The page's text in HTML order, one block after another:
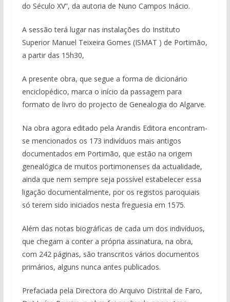
do Século XV”, da autoria de Nuno Campos Inácio.
A sessão terá lugar nas instalações do Instituto
Superior Manuel Teixeira Gomes (ISMAT ) de Portimão,
a partir das 15h30,
A presente obra, que segue a forma de dicionário
enciclopédico, marca o início da passagem para
formato de livro do projecto de Genealogia do Algarve.
Na obra agora editado pela Arandis Editora encontram-
se mencionados os 173 indivíduos mais antigos
documentados em Portimão, que estão na origem
genealógica de muitos portimonenses da actualidade,
ainda que nem sempre seja possível estabelecer essa
ligação documentalmente, por os registos paroquiais
só terem sido iniciados nesta freguesia em 1575.
Além das notas biográficas de cada um dos indivíduos,
que chegam a conter a própria assinatura, na obra,
com 242 páginas, são transcritos vários documentos
primários, alguns nunca antes publicados.
Prefaciada pela Directora do Arquivo Distrital de Faro,